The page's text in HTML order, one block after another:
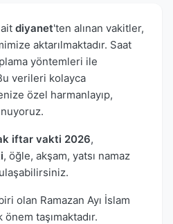
diyanet'ten alınan vakitler,
aktarılmaktadır. Saat
yöntemleri ile
verileri kolayca
özel harmanlayıp,
iftar vakti 2026,
, öğle, akşam, yatsı namaz
olan Ramazan Ayı İslam
taşımaktadır.